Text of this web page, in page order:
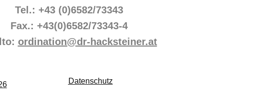
Tel.: +43 (0)6582/73343
Fax.: +43(0)6582/73343-4
ordination@dr-hacksteiner.at
Datenschutz